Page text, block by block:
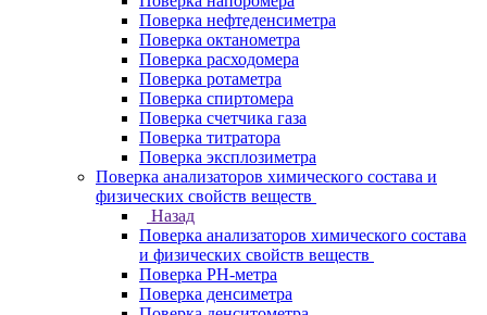
Поверка нефтеденсиметра
Поверка октанометра
Поверка расходомера
Поверка ротаметра
Поверка спиртомера
Поверка счетчика газа
Поверка титратора
Поверка эксплозиметра
Поверка анализаторов химического состава и
физических свойств веществ
Назад
Поверка анализаторов химического состава
и физических свойств веществ
Поверка PH-метра
Поверка денсиметра